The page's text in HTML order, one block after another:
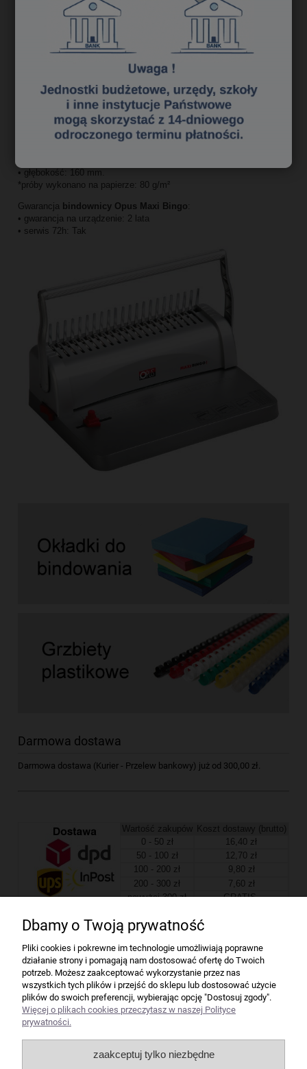
Metalowa obudowa: Nie
Ogranicznik formatu: Tak
Regulacja marginesu: Tak
Regulacja głębokości perforacji: Tak
Nóż do wycinania "łezek" do kalendarzy: Nie
Wagabindownicy Opus Maxi Bingo
• waga netto: 3,75 kg.
• waga brutto: 4,25 kg.
Wymiarybindownicy Opus Maxi Bingo:
• głębokość: 160 mm.
*próby wykonano na papierze: 80 g/m²
Gwarancja bindownicy Opus Maxi Bingo:
• gwarancja na urządzenie: 2 lata
• serwis 72h: Tak
Darmowa dostawa
Darmowa dostawa (Kurier - Przelew bankowy) już od 300,00 zł.
Wartość zakupów
Koszt dostawy (brutto)
0 - 50 zł
16,40 zł
50 - 100 zł
12,70 zł
100 - 200 zł
9,80 zł
200 - 300 zł
7,60 zł
powyżej 300 zł
GRATIS
Firma
Bindownice wg producentów
Niszczarki wg producentów
Dbamy o Twoją prywatność
Pliki cookies i pokrewne im technologie umożliwiają poprawne
działanie strony i pomagają nam dostosować ofertę do Twoich
potrzeb. Możesz zaakceptować wykorzystanie przez nas
wszystkich tych plików i przejść do sklepu lub dostosować użycie
plików do swoich preferencji, wybierając opcję "Dostosuj zgody".
Więcej o plikach cookies przeczytasz w naszej Polityce
prywatności.
zaakceptuj tylko niezbędne